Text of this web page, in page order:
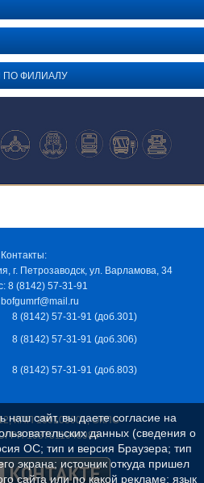
ПО ФИЛИАЛУ
Контакты:
г. Петрозаводск, ул. Варламова, 34
8 (8142) 57-31-91
8 (8142) 57-31-91 (доб.301)
8 (8142) 57-31-91 (доб.306)
8 (8142) 57-31-91 (доб.803)
КПП 100103001, ОКПО
1037811048989
наш сайт, вы даете согласие на
данных (сведения о
ОС; тип и версия Браузера; тип
экрана; источник откуда пришел
сайта или по какой рекламе; язык